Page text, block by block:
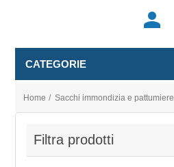
person
CATEGORIE
Home / Sacchi immondizia e pattumiere
Filtra prodotti